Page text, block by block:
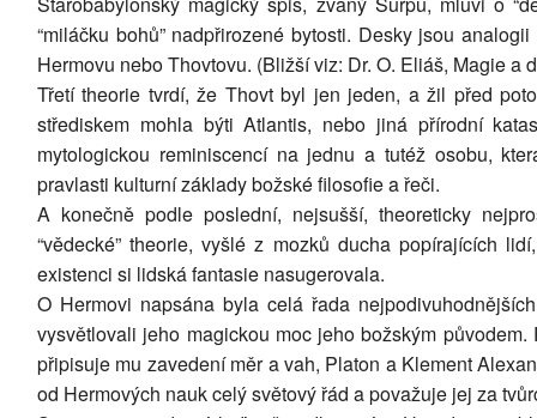
“miláčku bohů” nadpřirozené bytosti. Desky jsou
Hermovu nebo Thovtovu. (Bližší viz: Dr. O. Eliáš, Magie a
Třetí theorie tvrdí, že Thovt byl jen jeden, a žil před
střediskem mohla býti Atlantis, nebo jiná přírodní
mytologickou reminiscencí na jednu a tutéž osobu,
pravlasti kulturní základy božské filosofie a řeči.
A konečně podle poslední, nejsušší, theoreticky
“vědecké” theorie, vyšlé z mozků ducha popírajících
existenci si lidská fantasie nasugerovala.
O Hermovi napsána byla celá řada
vysvětlovali jeho magickou moc jeho božským
připisuje mu zavedení měr a vah, Platon a Klement
od Hermových nauk celý světový řád a považuje jej za